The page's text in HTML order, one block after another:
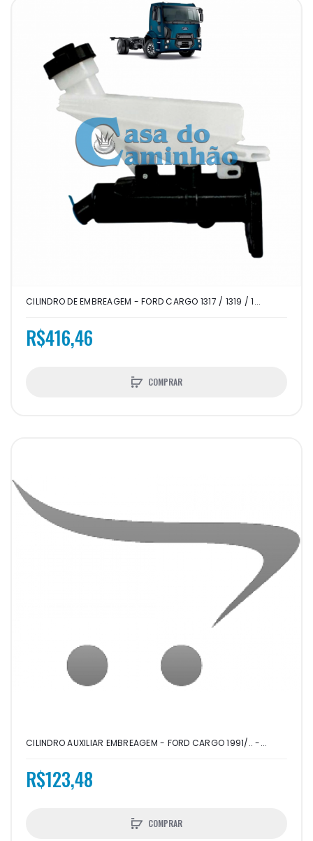
CILINDRO DE EMBREAGEM - FORD CARGO 1317 / 1319 / 1...
R$416,46
COMPRAR
CILINDRO AUXILIAR EMBREAGEM - FORD CARGO 1991/.. -...
R$123,48
COMPRAR